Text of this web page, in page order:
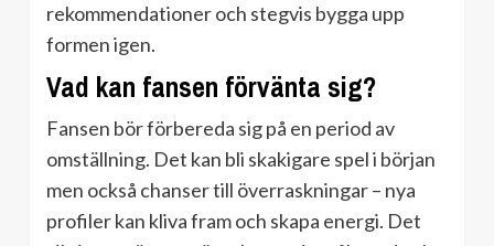
rekommendationer och stegvis bygga upp
formen igen.
Vad kan fansen förvänta sig?
Fansen bör förbereda sig på en period av
omställning. Det kan bli skakigare spel i början
men också chanser till överraskningar – nya
profiler kan kliva fram och skapa energi. Det